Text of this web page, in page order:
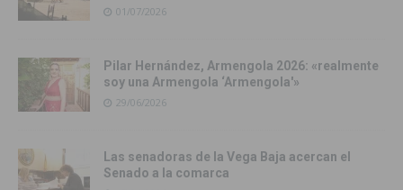
01/07/2026
Pilar Hernández, Armengola 2026: «realmente
soy una Armengola ‘Armengola'»
29/06/2026
Las senadoras de la Vega Baja acercan el
Senado a la comarca